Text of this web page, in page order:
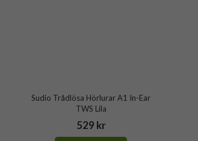
Sudio Trådlösa Hörlurar A1 In-Ear
TWS Lila
529 kr